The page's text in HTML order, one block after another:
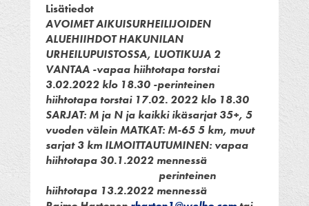
Lisätiedot
AVOIMET AIKUISURHEILIJOIDEN
ALUEHIIHDOT HAKUNILAN
URHEILUPUISTOSSA, LUOTIKUJA 2
VANTAA -vapaa hiihtotapa torstai
3.02.2022 klo 18.30 -perinteinen
hiihtotapa torstai 17.02. 2022 klo 18.30
SARJAT: M ja N ja kaikki ikäsarjat 35+, 5
vuoden väleinMATKAT: M-65 5 km, muut
sarjat 3 km ILMOITTAUTUMINEN: vapaa
hiihtotapa 30.1.2022 mennessä
perinteinen
hiihtotapa 13.2.2022 mennessä